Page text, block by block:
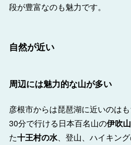
段が豊富なのも魅力です。
自然が近い
周辺には魅力的な山が多い
彦根市からは琵琶湖に近いのは
30分で行ける日本百名山の伊吹山
た十王村の水、登山、ハイキン